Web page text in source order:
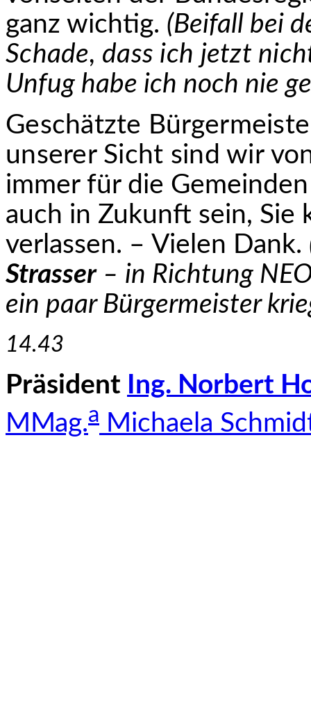
ganz wichtig. (Beifall bei
Schade, dass ich jetzt
Unfug habe ich noch nie
Geschätzte
unserer Sicht sind wir
immer für die
auch in Zukunft sein, Sie
verlassen. – Vielen Dank.
Strasser– in Richtung
ein paar Bürgermeister
14.43
Präsident
Ing. Norbert
MMag.a Michaela